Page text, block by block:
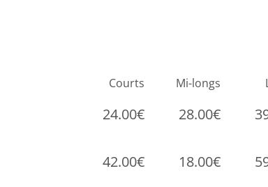
Courts Mi-longs
24.00€ 28.00€
42.00€ 18.00€